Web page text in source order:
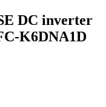
DC inverter
K6DNA1D